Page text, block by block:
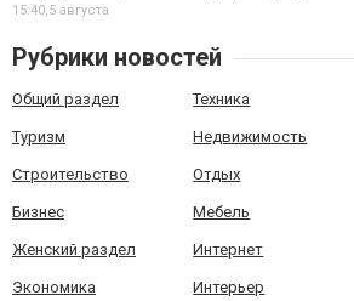
15:40,5 августа
Рубрики новостей
Общий раздел Техника
Туризм Недвижимость
Строительство Отдых
Бизнес Мебель
Женский раздел Интернет
Экономика Интерьер